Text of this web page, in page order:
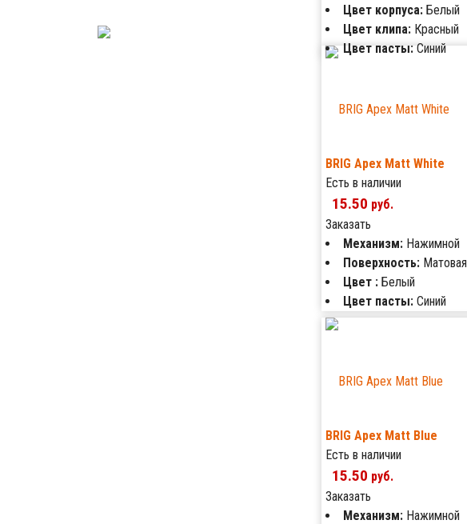
Цвет корпуса: Белый
Цвет клипа: Красный
Цвет пасты:Синий
BRIG Apex Matt White
Есть в наличии
15.50 руб.
Заказать
Механизм: Нажимной
Поверхность: Матовая
Цвет : Белый
Цвет пасты: Синий
BRIG Apex Matt Blue
Есть в наличии
15.50 руб.
Заказать
Механизм: Нажимной